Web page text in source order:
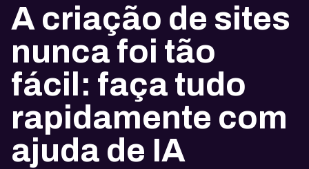
A criação de sites
nunca foi tão
fácil: faça tudo
rapidamente com
ajuda de IA